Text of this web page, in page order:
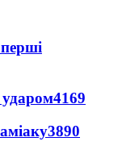
ударом4169
3890